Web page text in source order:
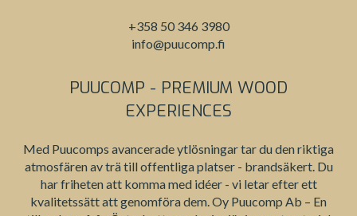
+358 50 346 3980
info@puucomp.fi
PUUCOMP - PREMIUM WOOD
EXPERIENCES
Med Puucomps avancerade ytlösningar tar du den riktiga
atmosfären av trä till offentliga platser - brandsäkert. Du
har friheten att komma med idéer - vi letar efter ett
kvalitetssätt att genomföra dem. Oy Puucomp Ab – En